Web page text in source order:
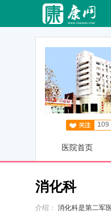
109
医院首页
消化科
介绍：
消化科是第二军